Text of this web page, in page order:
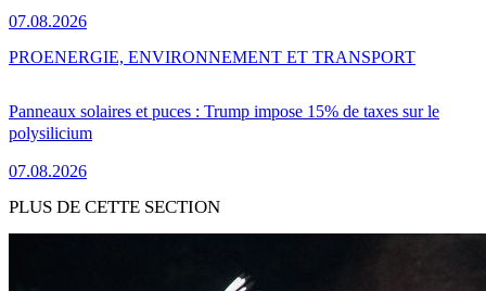
07.08.2026
Panneaux solaires et puces : Trump impose 15% de taxes sur le
polysilicium
07.08.2026
PROENERGIE, ENVIRONNEMENT ET TRANSPORT
PLUS DE CETTE SECTION